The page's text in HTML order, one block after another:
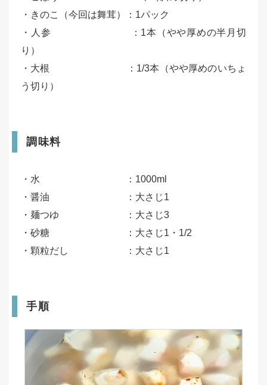
・きのこ（今回は舞茸）：1パック
・人参 ：1本（やや厚めの半月切
り）
・大根 ：1/3本（やや厚めのいちょ
う切り）
調味料
・水 ：1000ml
・醤油 ：大さじ1
・麺つゆ ：大さじ3
・砂糖 ：大さじ1・1/2
・顆粒だし ：大さじ1
手順